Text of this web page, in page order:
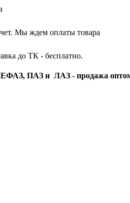
Мы ждем оплаты товара
до ТК - бесплатно.
ПАЗ и ЛАЗ - продажа